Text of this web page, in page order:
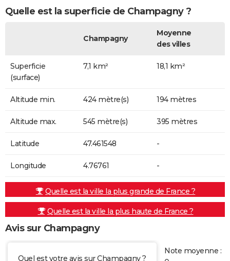
Quelle est la superficie de Champagny ?
Champagny
Moyenne
des villes
Superficie
(surface)
7,1 km² 18,1 km²
Altitude min. 424 mètre(s) 194 mètres
Altitude max. 545 mètre(s) 395 mètres
Latitude 47.461548 -
Longitude 4.76761 -
Quelle est la ville la plus grande de France ?
Quelle est la ville la plus haute de France ?
Avis sur Champagny
Quel est votre avis sur Champagny ?
Note moyenne :